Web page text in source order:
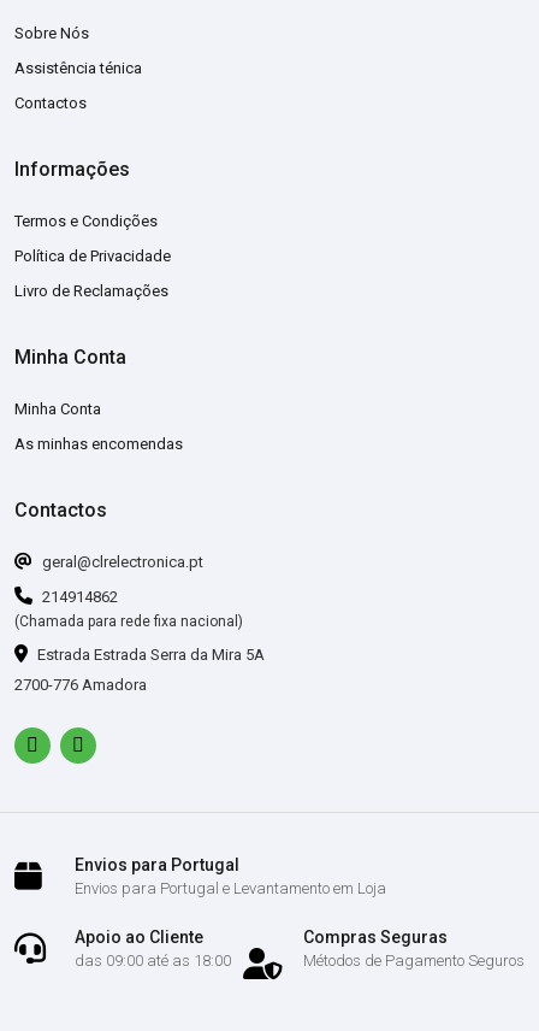
Sobre Nós
Assistência ténica
Contactos
Informações
Termos e Condições
Política de Privacidade
Livro de Reclamações
Minha Conta
Minha Conta
As minhas encomendas
Contactos
geral@clrelectronica.pt
214914862
(Chamada para rede fixa nacional)
Estrada Estrada Serra da Mira 5A
2700-776 Amadora
Envios para Portugal
Envios para Portugal e Levantamento em Loja
Apoio ao Cliente
das 09:00 até as 18:00
Compras Seguras
Métodos de Pagamento Seguros